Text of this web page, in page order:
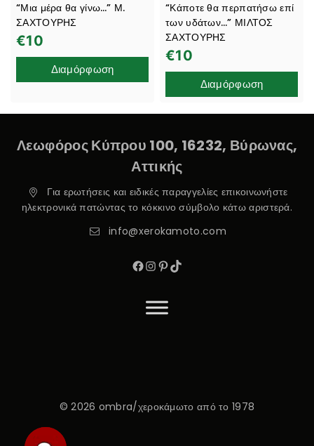
“Μια μέρα θα γίνω…” Μ.
ΣΑΧΤΟΥΡΗΣ
€10
Διαμόρφωση
“Κάποτε θα περπατήσω επί
των υδάτων…” ΜΙΛΤΟΣ
ΣΑΧΤΟΥΡΗΣ
€10
Διαμόρφωση
Λεωφόρος Κύπρου 100, 16232, Βύρωνας,
Αττικής
Για ερωτήσεις και ειδικές παραγγελίες επικοινωνήστε
ηλεκτρονικά πατώντας το κόκκινο σύμβολο κάτω αριστερά.
info@xerokamoto.com
© 2026 ombra/χεροκάμωτο από το 1978